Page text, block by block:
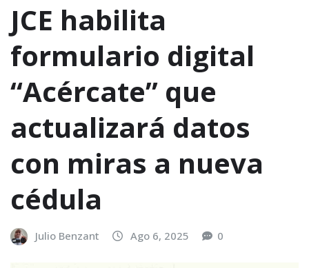
JCE habilita
formulario digital
“Acércate” que
actualizará datos
con miras a nueva
cédula
Julio Benzant Ago 6, 2025 0